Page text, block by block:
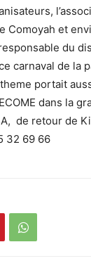
Comoyah et
du
carnaval de la
portait
dans la
de retour de
32 69 66